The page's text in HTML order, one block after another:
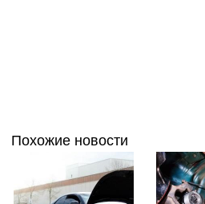
Похожие новости